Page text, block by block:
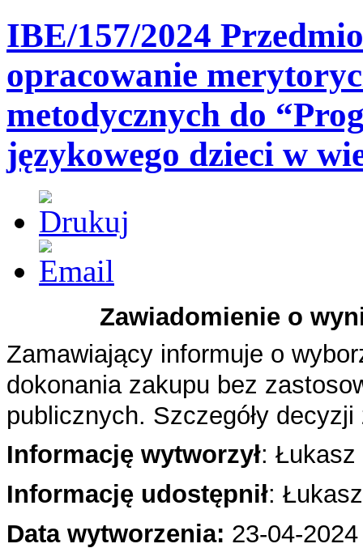
IBE/157/2024
opracowanie
metodycznych do
językowego dzieci w
Zawiadomienie o
Zamawiający informuje o
dokonania zakupu bez
publicznych. Szczegóły
Informację wytworzył: Łukasz
Informację udostępnił:
Data wytworzenia: 23-04-